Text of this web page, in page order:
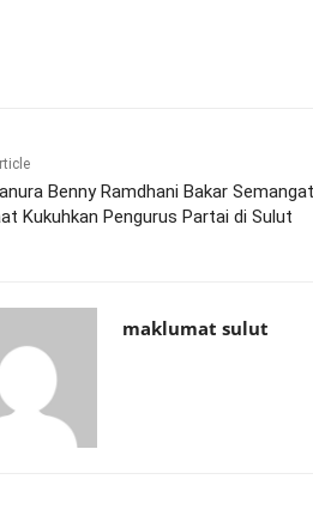
Benny Ramdhani Bakar Semangat
Kukuhkan Pengurus Partai di Sulut
maklumat sulut